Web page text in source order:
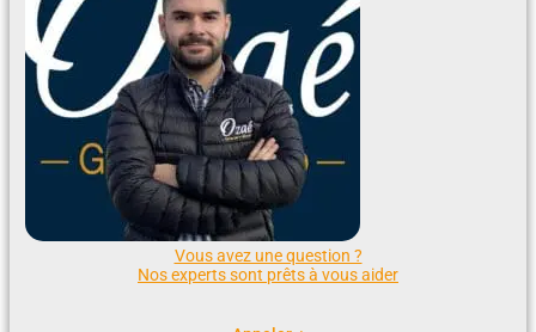
Vous avez une question ?
Nos experts sont prêts à vous aider